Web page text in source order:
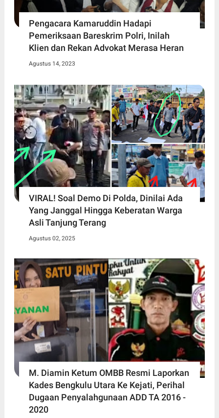
Pengacara Kamaruddin Hadapi
Pemeriksaan Bareskrim Polri, Inilah
Klien dan Rekan Advokat Merasa Heran
Agustus 14, 2023
VIRAL! Soal Demo Di Polda, Dinilai Ada
Yang Janggal Hingga Keberatan Warga
Asli Tanjung Terang
Agustus 02, 2025
M. Diamin Ketum OMBB Resmi Laporkan
Kades Bengkulu Utara Ke Kejati, Perihal
Dugaan Penyalahgunaan ADD TA 2016 -
2020